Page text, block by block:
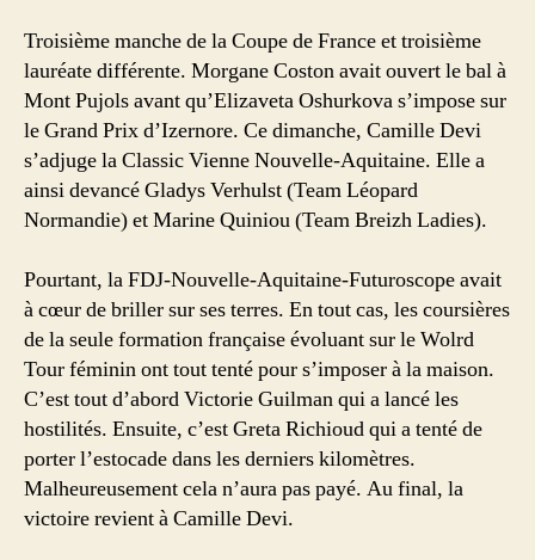
Troisième manche de la Coupe de France et troisième
lauréate différente. Morgane Coston avait ouvert le bal à
Mont Pujols avant qu’Elizaveta Oshurkova s’impose sur
le Grand Prix d’Izernore. Ce dimanche, Camille Devi
s’adjuge la Classic Vienne Nouvelle-Aquitaine. Elle a
ainsi devancé Gladys Verhulst (Team Léopard
Normandie) et Marine Quiniou (Team Breizh Ladies).
Pourtant, la FDJ-Nouvelle-Aquitaine-Futuroscope avait
à cœur de briller sur ses terres. En tout cas, les coursières
de la seule formation française évoluant sur le Wolrd
Tour féminin ont tout tenté pour s’imposer à la maison.
C’est tout d’abord Victorie Guilman qui a lancé les
hostilités. Ensuite, c’est Greta Richioud qui a tenté de
porter l’estocade dans les derniers kilomètres.
Malheureusement cela n’aura pas payé. Au final, la
victoire revient à Camille Devi.